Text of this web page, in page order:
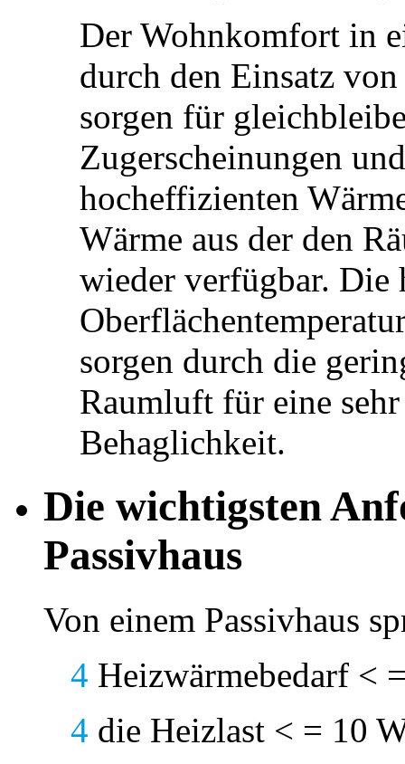
Der Wohnkomfort in
durch den Einsatz
sorgen für
Zugerscheinungen
hocheffizienten
Wärme aus der den
wieder verfügbar. Die
sorgen durch die
Raumluft für eine
Behaglichkeit.
Die wichtigsten
Passivhaus
Von einem Passivhaus
4 Heizwärmebedarf <
4 die Heizlast < = 10